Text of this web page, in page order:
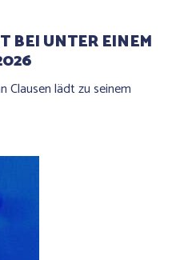
BEI UNTER EINEM
Clausen lädt zu seinem